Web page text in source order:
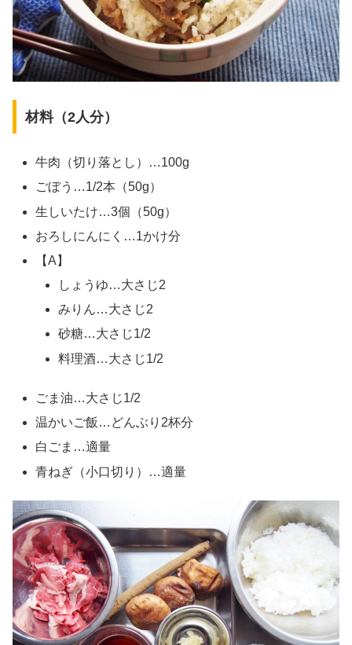
材料（2人分）
牛肉（切り落とし）…100g
ごぼう…1/2本（50g）
生しいたけ…3個（50g）
おろしにんにく…1かけ分
【A】
しょうゆ…大さじ2
みりん…大さじ2
砂糖…大さじ1/2
料理酒…大さじ1/2
ごま油…大さじ1/2
温かいご飯…どんぶり2杯分
白ごま…適量
青ねぎ（小口切り）…適量